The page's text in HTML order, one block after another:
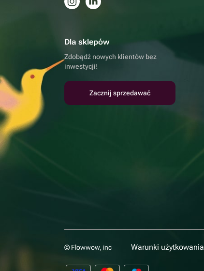
Dla sklepów
Zdobądź nowych klientów bez
inwestycji!
Zacznij sprzedawać
© Flowwow, inc Warunki użytkowania